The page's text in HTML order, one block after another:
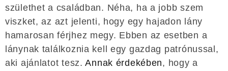
születhet a családban. Néha, ha a jobb szem
viszket, az azt jelenti, hogy egy hajadon lány
hamarosan férjhez megy. Ebben az esetben a
lánynak találkoznia kell egy gazdag patrónussal,
aki ajánlatot tesz.Annak érdekében, hogy a